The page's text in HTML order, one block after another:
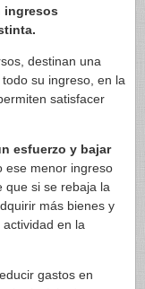
ingresos
destinan una
su ingreso, en la
satisfacer
esfuerzo y bajar
ese menor ingreso
que si se rebaja la
más bienes y
en la
gastos en